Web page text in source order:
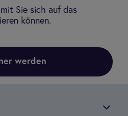
Sie sich auf das
können.
werden